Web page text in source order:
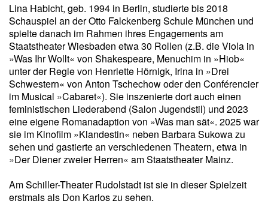
Lina Habicht, geb. 1994 in Berlin, studierte bis 2018
Schauspiel an der Otto Falckenberg Schule München und
spielte danach im Rahmen ihres Engagements am
Staatstheater Wiesbaden etwa 30 Rollen (z.B. die Viola in
»Was Ihr Wollt« von Shakespeare, Menuchim in »Hiob«
unter der Regie von Henriette Hörnigk, Irina in »Drei
Schwestern« von Anton Tschechow oder den Conférencier
im Musical »Cabaret«). Sie inszenierte dort auch einen
feministischen Liederabend (Salon Jugendstil) und 2023
eine eigene Romanadaption von »Was man sät«. 2025 war
sie im Kinofilm »Klandestin« neben Barbara Sukowa zu
sehen und gastierte an verschiedenen Theatern, etwa in
»Der Diener zweier Herren« am Staatstheater Mainz.
Am Schiller-Theater Rudolstadt ist sie in dieser Spielzeit
erstmals als Don Karlos zu sehen.